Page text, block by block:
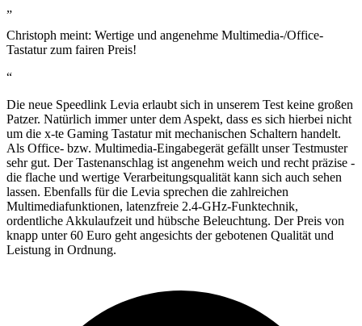
„
Christoph meint: Wertige und angenehme Multimedia-/Office-
Tastatur zum fairen Preis!
“
Die neue Speedlink Levia erlaubt sich in unserem Test keine großen
Patzer. Natürlich immer unter dem Aspekt, dass es sich hierbei nicht
um die x-te Gaming Tastatur mit mechanischen Schaltern handelt.
Als Office- bzw. Multimedia-Eingabegerät gefällt unser Testmuster
sehr gut. Der Tastenanschlag ist angenehm weich und recht präzise -
die flache und wertige Verarbeitungsqualität kann sich auch sehen
lassen. Ebenfalls für die Levia sprechen die zahlreichen
Multimediafunktionen, latenzfreie 2.4-GHz-Funktechnik,
ordentliche Akkulaufzeit und hübsche Beleuchtung. Der Preis von
knapp unter 60 Euro geht angesichts der gebotenen Qualität und
Leistung in Ordnung.